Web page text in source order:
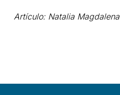
Artículo: Natalia Magdalena